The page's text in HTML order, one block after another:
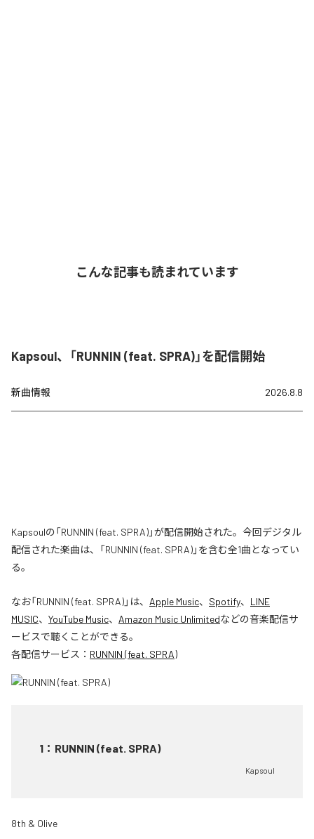
こんな記事も読まれています
Kapsoul、「RUNNIN (feat. SPRA)」を配信開始
新曲情報 2026.8.8
Kapsoulの「RUNNIN (feat. SPRA)」が配信開始された。今回デジタル
配信された楽曲は、「RUNNIN (feat. SPRA)」を含む全1曲となってい
る。
なお「RUNNIN (feat. SPRA)」は、 Apple Music、 Spotify、 LINE
MUSIC、 YouTube Music、 Amazon Music Unlimitedなどの音楽配信サ
ービスで聴くことができる。
各配信サービス： RUNNIN (feat. SPRA)
1 ： RUNNIN (feat. SPRA)
Kapsoul
8th & Olive